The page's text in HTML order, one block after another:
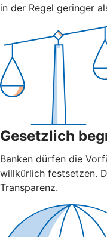
in der Regel geringer
Gesetzlich
Banken dürfen die
willkürlich festsetzen.
Transparenz.